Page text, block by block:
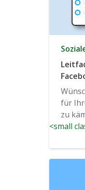
für
zu
<small